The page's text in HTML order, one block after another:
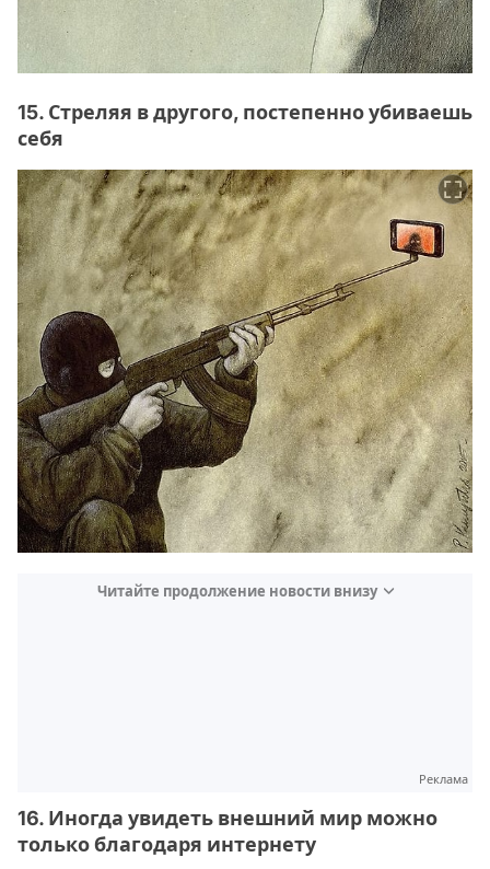
15. Стреляя в другого, постепенно убиваешь
себя
Читайте продолжение новости внизу
Реклама
16. Иногда увидеть внешний мир можно
только благодаря интернету